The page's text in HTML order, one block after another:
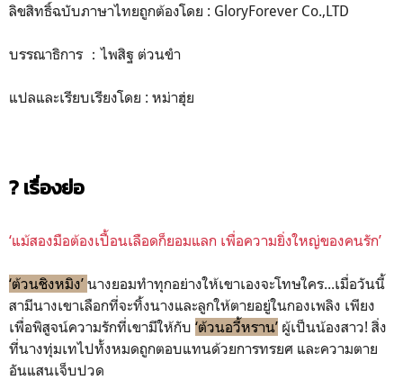
ลิขสิทธิ์ฉบับภาษาไทยถูกต้องโดย : GloryForever Co.,LTD
บรรณาธิการ ：ไพสิฐ ต่วนขำ
แปลและเรียบเรียงโดย : หม่าฮุ่ย
? เรื่องย่อ
‘แม้สองมือต้องเปื้อนเลือดก็ยอมแลก เพื่อความยิ่งใหญ่ของคนรัก’
‘ต้วนชิงหมิง’ นางยอมทำทุกอย่างให้เขาเองจะโทษใคร...เมื่อวันนี้
สามีนางเขาเลือกที่จะทิ้งนางและลูกให้ตายอยู่ในกองเพลิง เพียง
เพื่อพิสูจน์ความรักที่เขามีให้กับ ‘ต้วนอวี้หราน’ ผู้เป็นน้องสาว! สิ่ง
ที่นางทุ่มเทไปทั้งหมดถูกตอบแทนด้วยการทรยศ และความตาย
อันแสนเจ็บปวด